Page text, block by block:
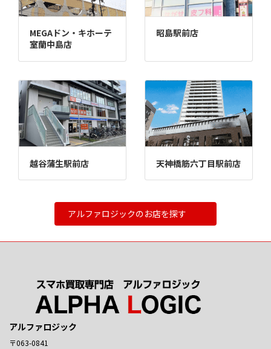
MEGAドン・キホーテ
室蘭中島店
昭島駅前店
越谷蒲生駅前店 天神橋筋六丁目駅前店
アルファロジックのお店を探す
アルファロジック
〒063-0841